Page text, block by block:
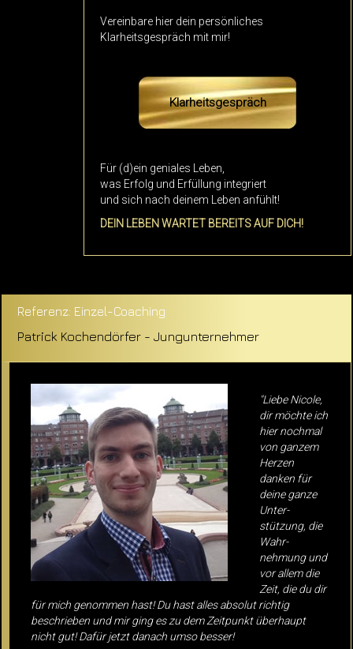
Vereinbare hier dein persönliches
Klarheitsgespräch mit mir!
Klarheitsgespräch
Für (d)ein geniales Leben,
was Erfolg und Erfüllung integriert
und sich nach deinem Leben anfühlt!
DEIN LEBEN WARTET BEREITS AUF DICH!
Referenz: Einzel-Coaching
Patrick Kochendörfer - Jungunternehmer
"Liebe Nicole,
dir möchte ich
hier nochmal
von ganzem
Herzen
danken für
deine ganze
Unter­
stützung, die
Wahr­
nehmung und
vor allem die
Zeit, die du dir
für mich genommen hast! Du hast alles absolut richtig
beschrieben und mir ging es zu dem Zeitpunkt überhaupt
nicht gut! Dafür jetzt danach umso besser!